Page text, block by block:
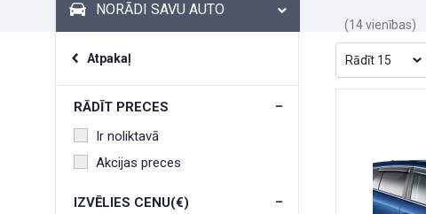
(14 vienības)
NORĀDI SAVU AUTO
Atpakaļ
RĀDĪT PRECES
Ir noliktavā
Akcijas preces
IZVĒLIES CENU(€)